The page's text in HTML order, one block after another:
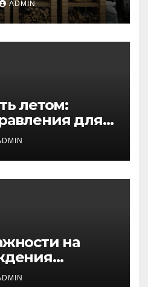
ADMIN
летом:
для
на